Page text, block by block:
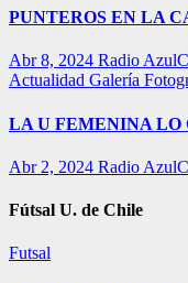
PUNTEROS EN LA
Abr 8, 2024 Radio
Actualidad Galería
LA U FEMENINA LO
Abr 2, 2024 Radio
Fútsal U. de Chile
Futsal